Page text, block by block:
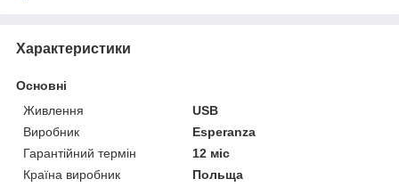
Характеристики
Основні
Живлення
USB
Виробник
Esperanza
Гарантійний термін
12 міс
Країна виробник
Польща